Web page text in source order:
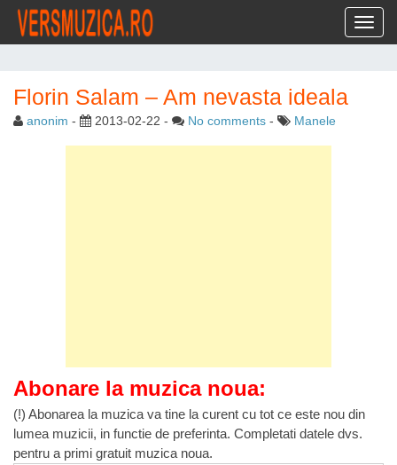
Florin Salam – Am nevasta ideala
anonim - 2013-02-22 - No comments - Manele
Abonare la muzica noua:
(!) Abonarea la muzica va tine la curent cu tot ce este nou din
lumea muzicii, in functie de preferinta. Completati datele dvs.
pentru a primi gratuit muzica noua.